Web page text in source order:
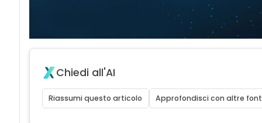
Chiedi all'AI
Riassumi questo articolo Approfondisci con altre